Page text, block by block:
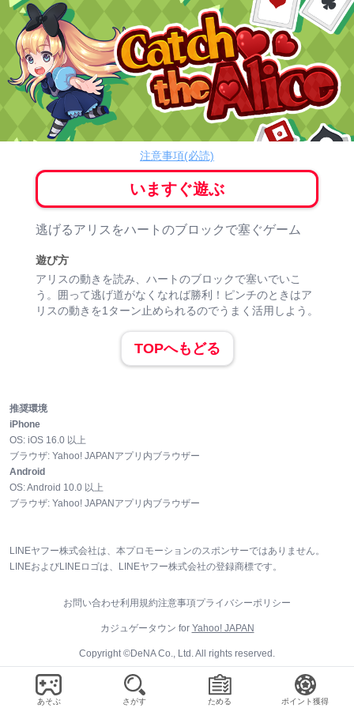
Catch the Alice
パズル
注意事項(必読)
いますぐ遊ぶ
ゲーム紹介
逃げるアリスをハートのブロックで塞ぐゲーム
遊び方
アリスの動きを読み、ハートのブロックで塞いでいこ
う。囲って逃げ道がなくなれば勝利！ピンチのときはア
リスの動きを1ターン止められるのでうまく活用しよう。
TOPへもどる
推奨環境
iPhone
OS: iOS 16.0 以上
ブラウザ: Yahoo! JAPANアプリ内ブラウザー
Android
OS:Android 10.0 以上
ブラウザ: Yahoo! JAPANアプリ内ブラウザー
LINEヤフー株式会社は、本プロモーションのスポンサーではありません。
LINEおよびLINEロゴは、LINEヤフー株式会社の登録商標です。
お問い合わせ利用規約注意事項プライバシーポリシー
カジュゲータウン for Yahoo! JAPAN
Copyright ©DeNA Co., Ltd. All rights reserved.
あそぶ さがす ためる ポイント獲得